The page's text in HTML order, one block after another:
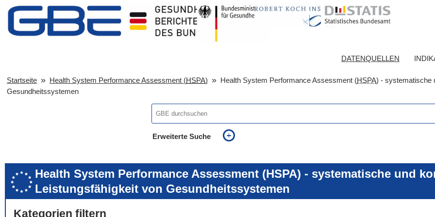
DATENQUELLEN
Startseite Health System Performance Assessment (HSPA) Health System Performance Assessment (HSPA) - systematische
Gesundheitssystemen
Erweiterte Suche
... genau diesen Ausdruck
auch ähnlich geschriebenes einbeziehen
Health System Performance Assessment (HSPA) - systematische und
Leistungsfähigkeit von Gesundheitssystemen
Kategorien filtern